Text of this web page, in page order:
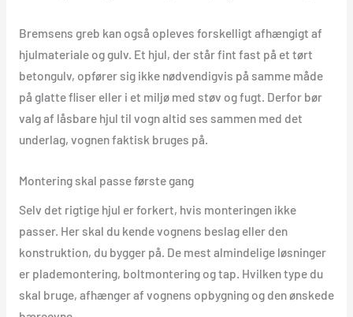
Bremsens greb kan også opleves forskelligt afhængigt af
hjulmateriale og gulv. Et hjul, der står fint fast på et tørt
betongulv, opfører sig ikke nødvendigvis på samme måde
på glatte fliser eller i et miljø med støv og fugt. Derfor bør
valg af låsbare hjul til vogn altid ses sammen med det
underlag, vognen faktisk bruges på.
Montering skal passe første gang
Selv det rigtige hjul er forkert, hvis monteringen ikke
passer. Her skal du kende vognens beslag eller den
konstruktion, du bygger på. De mest almindelige løsninger
er plademontering, boltmontering og tap. Hvilken type du
skal bruge, afhænger af vognens opbygning og den ønskede